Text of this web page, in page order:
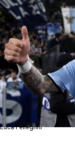
Luca Pellegrini